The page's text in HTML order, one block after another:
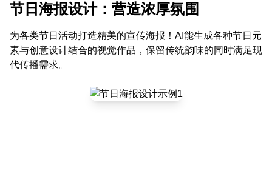
节日海报设计：营造浓厚氛围
为各类节日活动打造精美的宣传海报！AI能生成各种节日元
素与创意设计结合的视觉作品，保留传统韵味的同时满足现
代传播需求。